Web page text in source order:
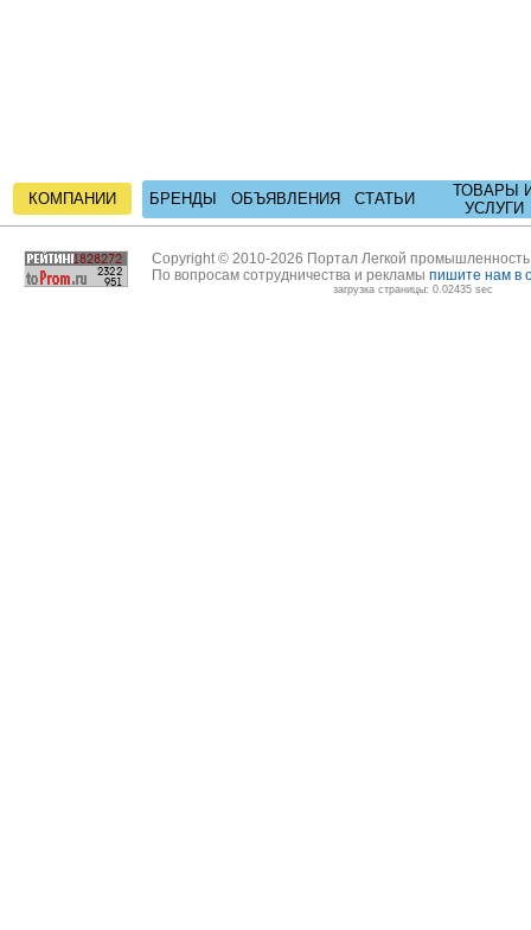
КОМПАНИИ БРЕНДЫ ОБЪЯВЛЕНИЯ СТАТЬИ
ТОВАРЫ
УСЛУГИ
Copyright © 2010-2026 Портал Легкой
По вопросам сотрудничества и рекламы пишите нам в
загрузка страницы: 0.02435 sec